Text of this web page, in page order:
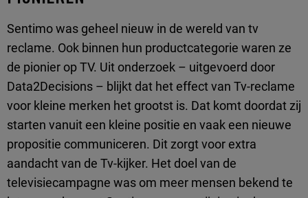
Sentimo was geheel nieuw in de wereld van tv
reclame. Ook binnen hun productcategorie waren ze
de pionier op TV. Uit onderzoek – uitgevoerd door
Data2Decisions – blijkt dat het effect van Tv-reclame
voor kleine merken het grootst is. Dat komt doordat zij
starten vanuit een kleine positie en vaak een nieuwe
propositie communiceren. Dit zorgt voor extra
aandacht van de Tv-kijker. Het doel van de
televisiecampagne was om meer mensen bekend te